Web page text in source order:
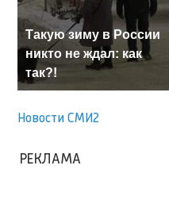
Такую зиму в России
никто не ждал: как
так?!
Новости СМИ2
РЕКЛАМА